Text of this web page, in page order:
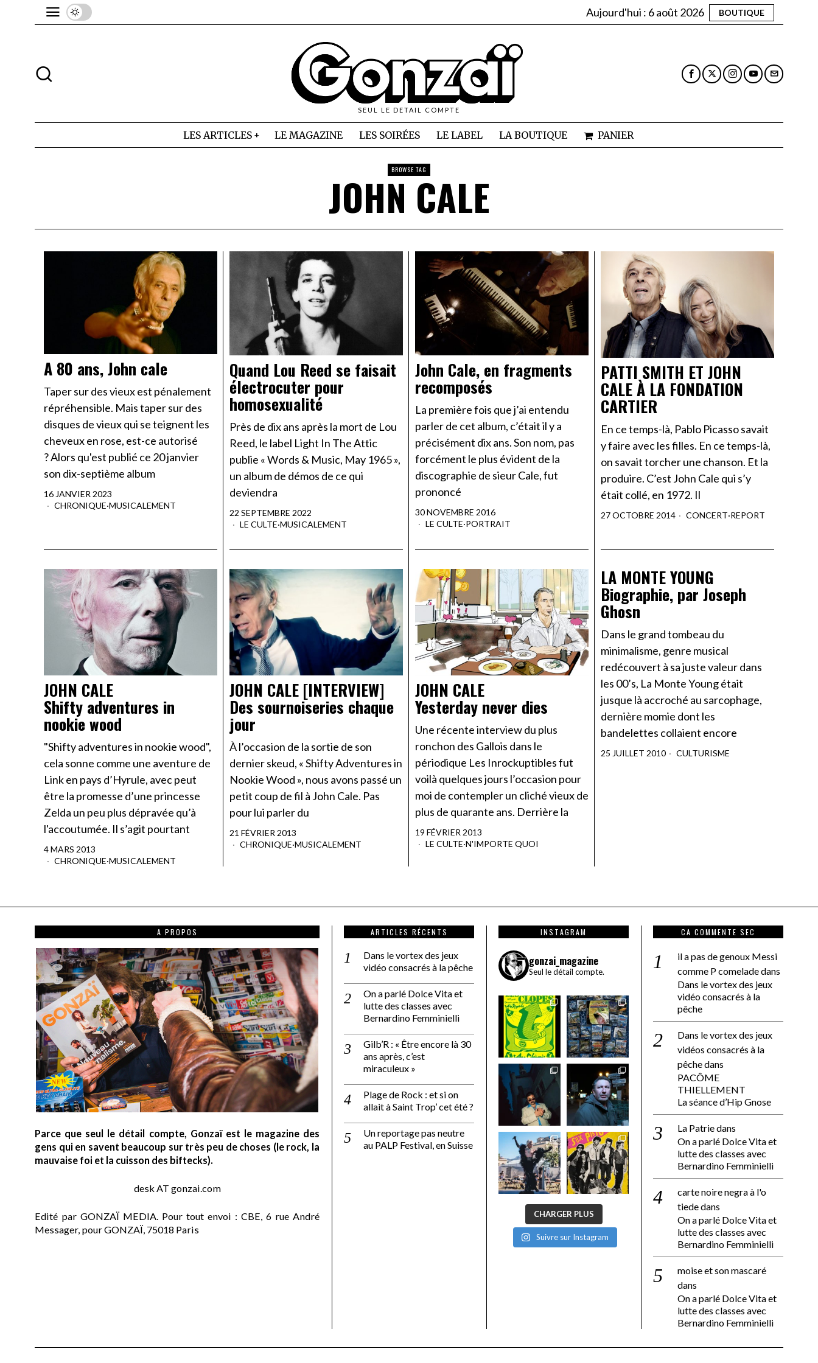
Aujourd'hui : 6 août 2026 BOUTIQUE
SEUL LE DETAIL COMPTE
LES ARTICLES LE MAGAZINE LES SOIRÉES LE LABEL LA BOUTIQUE PANIER
BROWSE TAG
JOHN CALE
A 80 ans, John cale
Taper sur des vieux est pénalement
répréhensible. Mais taper sur des
disques de vieux qui se teignent les
cheveux en rose, est-ce autorisé
? Alors qu'est publié ce 20 janvier
son dix-septième album
16 JANVIER 2023
CHRONIQUE·MUSICALEMENT
Quand Lou Reed se faisait
électrocuter pour
homosexualité
Près de dix ans après la mort de Lou
Reed, le label Light In The Attic
publie « Words & Music, May 1965 »,
un album de démos de ce qui
deviendra
22 SEPTEMBRE 2022
LE CULTE·MUSICALEMENT
John Cale, en fragments
recomposés
La première fois que j’ai entendu
parler de cet album, c’était il y a
précisément dix ans. Son nom, pas
forcément le plus évident de la
discographie de sieur Cale, fut
prononcé
30 NOVEMBRE 2016
LE CULTE·PORTRAIT
PATTI SMITH ET JOHN
CALE À LA FONDATION
CARTIER
En ce temps-là, Pablo Picasso savait
y faire avec les filles. En ce temps-là,
on savait torcher une chanson. Et la
produire. C’est John Cale qui s’y
était collé, en 1972. Il
27 OCTOBRE 2014 CONCERT·REPORT
JOHN CALE
Shifty adventures in
nookie wood
"Shifty adventures in nookie wood",
cela sonne comme une aventure de
Link en pays d’Hyrule, avec peut
être la promesse d’une princesse
Zelda un peu plus dépravée qu’à
l'accoutumée. Il s’agit pourtant
4 MARS 2013
CHRONIQUE·MUSICALEMENT
JOHN CALE [INTERVIEW]
Des sournoiseries chaque
jour
À l’occasion de la sortie de son
dernier skeud, « Shifty Adventures in
Nookie Wood », nous avons passé un
petit coup de fil à John Cale. Pas
pour lui parler du
21 FÉVRIER 2013
CHRONIQUE·MUSICALEMENT
JOHN CALE
Yesterday never dies
Une récente interview du plus
ronchon des Gallois dans le
périodique Les Inrockuptibles fut
voilà quelques jours l’occasion pour
moi de contempler un cliché vieux de
plus de quarante ans. Derrière la
19 FÉVRIER 2013
LE CULTE·N'IMPORTE QUOI
LA MONTE YOUNG
Biographie, par Joseph
Ghosn
Dans le grand tombeau du
minimalisme, genre musical
redécouvert à sa juste valeur dans
les 00’s, La Monte Young était
jusque là accroché au sarcophage,
dernière momie dont les
bandelettes collaient encore
25 JUILLET 2010 CULTURISME
A PROPOS
Parce que seul le détail compte, Gonzaï est le magazine des
gens qui en savent beaucoup sur très peu de choses (le rock, la
mauvaise foi et la cuisson des biftecks).
desk AT gonzai.com
Edité par GONZAÏ MEDIA. Pour tout envoi : CBE, 6 rue André
Messager, pour GONZAÏ, 75018 Paris
ARTICLES RÉCENTS
Dans le vortex des jeux
vidéo consacrés à la pêche
On a parlé Dolce Vita et
lutte des classes avec
Bernardino Femminielli
Gilb’R : « Être encore là 30
ans après, c’est
miraculeux »
Plage de Rock : et si on
allait à Saint Trop’ cet été ?
Un reportage pas neutre
au PALP Festival, en Suisse
INSTAGRAM
gonzai_magazine
Seul le détail compte.
CHARGER PLUS
Suivre sur Instagram
CA COMMENTE SEC
il a pas de genoux Messi
comme P comeladedans
Dans le vortex des jeux
vidéo consacrés à la
pêche
Dans le vortex des jeux
vidéos consacrés à la
pêchedans
PACÔME
THIELLEMENT
La séance d’Hip Gnose
La Patriedans
On a parlé Dolce Vita et
lutte des classes avec
Bernardino Femminielli
carte noire negra à l'o
tiededans
On a parlé Dolce Vita et
lutte des classes avec
Bernardino Femminielli
moise et son mascaré
dans
On a parlé Dolce Vita et
lutte des classes avec
Bernardino Femminielli